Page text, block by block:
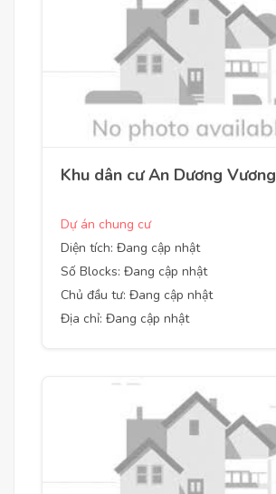
Khu dân cư An Dương Vương
Dự án chung cư
Diện tích: Đang cập nhật
Số Blocks: Đang cập nhật
Chủ đầu tư: Đang cập nhật
Địa chỉ: Đang cập nhật